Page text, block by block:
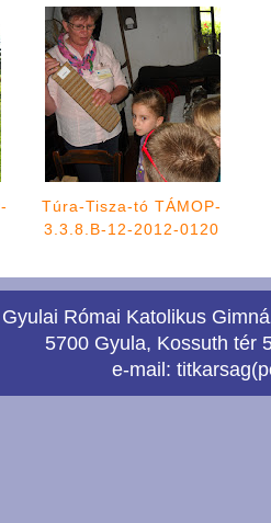
Túra-Tisza-tó TÁMOP-
3.3.8.B-12-2012-0120
Gyulai Római Katolikus
5700 Gyula, Kossuth tér
e-mail: